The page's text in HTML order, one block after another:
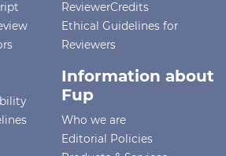
ReviewerCredits
Ethical Guidelines for
Reviewers
Information about
Fup
Who we are
Editorial Policies